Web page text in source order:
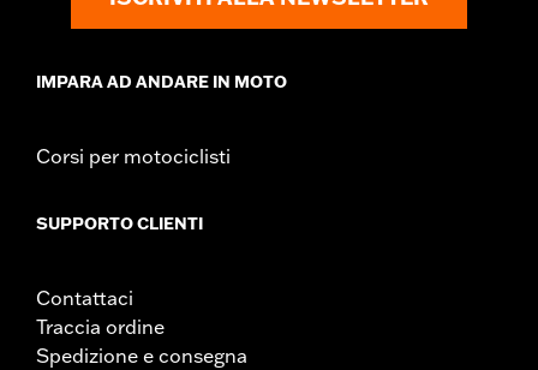
IMPARA AD ANDARE IN MOTO
Corsi per motociclisti
SUPPORTO CLIENTI
Contattaci
Traccia ordine
Spedizione e consegna